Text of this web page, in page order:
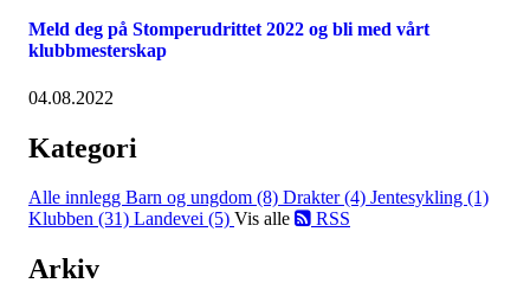
Meld deg på Stomperudrittet 2022 og bli med vårt
klubbmesterskap
04.08.2022
Kategori
Alle innlegg Barn og ungdom (8) Drakter (4) Jentesykling (1)
Klubben (31) Landevei (5) Vis alle RSS
Arkiv